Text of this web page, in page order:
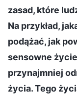
zasad, które
Na przykład,
podążać, jak
sensowne
przynajmniej
życia. Tego